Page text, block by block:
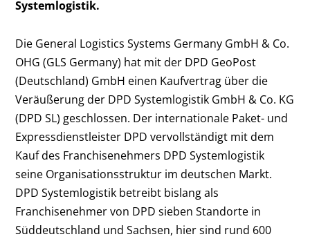
Systemlogistik.
Die General Logistics Systems Germany GmbH & Co.
OHG (GLS Germany) hat mit der DPD GeoPost
(Deutschland) GmbH einen Kaufvertrag über die
Veräußerung der DPD Systemlogistik GmbH & Co. KG
(DPD SL) geschlossen. Der internationale Paket- und
Expressdienstleister DPD vervollständigt mit dem
Kauf des Franchisenehmers DPD Systemlogistik
seine Organisationsstruktur im deutschen Markt.
DPD Systemlogistik betreibt bislang als
Franchisenehmer von DPD sieben Standorte in
Süddeutschland und Sachsen, hier sind rund 600